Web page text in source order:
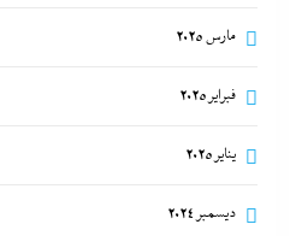
مارس 2025
فبراير 2025
يناير 2025
ديسمبر 2024